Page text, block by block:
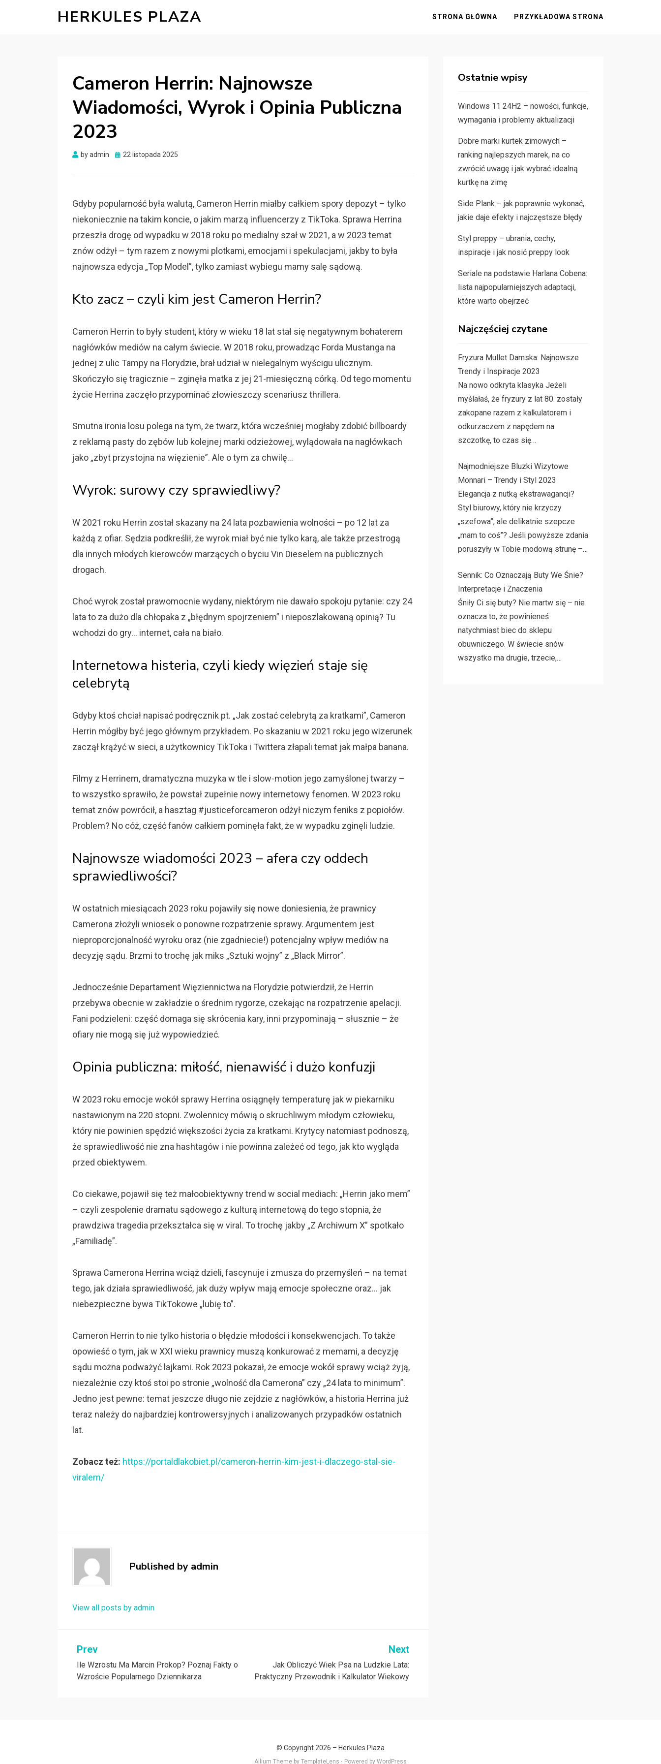
HERKULES PLAZA STRONA GŁÓWNA PRZYKŁADOWA STRONA
Cameron Herrin: Najnowsze
Wiadomości, Wyrok i Opinia Publiczna
2023
byadmin
Posted
22 listopada 2025
Gdyby popularność była walutą, Cameron Herrin miałby całkiem spory depozyt – tylko
niekoniecznie na takim koncie, o jakim marzą influencerzy z TikToka. Sprawa Herrina
przeszła drogę od wypadku w 2018 roku po medialny szał w 2021, a w 2023 temat
znów odżył – tym razem z nowymi plotkami, emocjami i spekulacjami, jakby to była
najnowsza edycja „Top Model”, tylko zamiast wybiegu mamy salę sądową.
Kto zacz – czyli kim jest Cameron Herrin?
Cameron Herrin to były student, który w wieku 18 lat stał się negatywnym bohaterem
nagłówków mediów na całym świecie. W 2018 roku, prowadząc Forda Mustanga na
jednej z ulic Tampy na Florydzie, brał udział w nielegalnym wyścigu ulicznym.
Skończyło się tragicznie – zginęła matka z jej 21-miesięczną córką. Od tego momentu
życie Herrina zaczęło przypominać złowieszczy scenariusz thrillera.
Smutna ironia losu polega na tym, że twarz, która wcześniej mogłaby zdobić billboardy
z reklamą pasty do zębów lub kolejnej marki odzieżowej, wylądowała na nagłówkach
jako „zbyt przystojna na więzienie”. Ale o tym za chwilę…
Wyrok: surowy czy sprawiedliwy?
W 2021 roku Herrin został skazany na 24 lata pozbawienia wolności – po 12 lat za
każdą z ofiar. Sędzia podkreślił, że wyrok miał być nie tylko karą, ale także przestrogą
dla innych młodych kierowców marzących o byciu Vin Dieselem na publicznych
drogach.
Choć wyrok został prawomocnie wydany, niektórym nie dawało spokoju pytanie: czy 24
lata to za dużo dla chłopaka z „błędnym spojrzeniem” i nieposzlakowaną opinią? Tu
wchodzi do gry… internet, cała na biało.
Internetowa histeria, czyli kiedy więzień staje się
celebrytą
Gdyby ktoś chciał napisać podręcznik pt. „Jak zostać celebrytą za kratkami”, Cameron
Herrin mógłby być jego głównym przykładem. Po skazaniu w 2021 roku jego wizerunek
zaczął krążyć w sieci, a użytkownicy TikToka i Twittera złapali temat jak małpa banana.
Filmy z Herrinem, dramatyczna muzyka w tle i slow-motion jego zamyślonej twarzy –
to wszystko sprawiło, że powstał zupełnie nowy internetowy fenomen. W 2023 roku
temat znów powrócił, a hasztag #justiceforcameron odżył niczym feniks z popiołów.
Problem? No cóż, część fanów całkiem pominęła fakt, że w wypadku zginęli ludzie.
Najnowsze wiadomości 2023 – afera czy oddech
sprawiedliwości?
W ostatnich miesiącach 2023 roku pojawiły się nowe doniesienia, że prawnicy
Camerona złożyli wniosek o ponowne rozpatrzenie sprawy. Argumentem jest
nieproporcjonalność wyroku oraz (nie zgadniecie!) potencjalny wpływ mediów na
decyzję sądu. Brzmi to trochę jak miks „Sztuki wojny” z „Black Mirror”.
Jednocześnie Departament Więziennictwa na Florydzie potwierdził, że Herrin
przebywa obecnie w zakładzie o średnim rygorze, czekając na rozpatrzenie apelacji.
Fani podzieleni: część domaga się skrócenia kary, inni przypominają – słusznie – że
ofiary nie mogą się już wypowiedzieć.
Opinia publiczna: miłość, nienawiść i dużo konfuzji
W 2023 roku emocje wokół sprawy Herrina osiągnęły temperaturę jak w piekarniku
nastawionym na 220 stopni. Zwolennicy mówią o skruchliwym młodym człowieku,
który nie powinien spędzić większości życia za kratkami. Krytycy natomiast podnoszą,
że sprawiedliwość nie zna hashtagów i nie powinna zależeć od tego, jak kto wygląda
przed obiektywem.
Co ciekawe, pojawił się też małoobiektywny trend w social mediach: „Herrin jako mem”
– czyli zespolenie dramatu sądowego z kulturą internetową do tego stopnia, że
prawdziwa tragedia przekształca się w viral. To trochę jakby „Z Archiwum X” spotkało
„Familiadę”.
Sprawa Camerona Herrina wciąż dzieli, fascynuje i zmusza do przemyśleń – na temat
tego, jak działa sprawiedliwość, jak duży wpływ mają emocje społeczne oraz… jak
niebezpieczne bywa TikTokowe „lubię to”.
Cameron Herrin to nie tylko historia o błędzie młodości i konsekwencjach. To także
opowieść o tym, jak w XXI wieku prawnicy muszą konkurować z memami, a decyzję
sądu można podważyć lajkami. Rok 2023 pokazał, że emocje wokół sprawy wciąż żyją,
niezależnie czy ktoś stoi po stronie „wolność dla Camerona” czy „24 lata to minimum”.
Jedno jest pewne: temat jeszcze długo nie zejdzie z nagłówków, a historia Herrina już
teraz należy do najbardziej kontrowersyjnych i analizowanych przypadków ostatnich
lat.
Zobacz też: https://portaldlakobiet.pl/cameron-herrin-kim-jest-i-dlaczego-stal-sie-
viralem/
Published by admin
View all posts by admin
Nawigacja
wpisu
Prev
Ile Wzrostu Ma Marcin Prokop? Poznaj Fakty o
Wzroście Popularnego Dziennikarza
Next
Jak Obliczyć Wiek Psa na Ludzkie Lata:
Praktyczny Przewodnik i Kalkulator Wiekowy
Ostatnie wpisy
Windows 11 24H2 – nowości, funkcje,
wymagania i problemy aktualizacji
Dobre marki kurtek zimowych –
ranking najlepszych marek, na co
zwrócić uwagę i jak wybrać idealną
kurtkę na zimę
Side Plank – jak poprawnie wykonać,
jakie daje efekty i najczęstsze błędy
Styl preppy – ubrania, cechy,
inspiracje i jak nosić preppy look
Seriale na podstawie Harlana Cobena:
lista najpopularniejszych adaptacji,
które warto obejrzeć
Najczęściej czytane
Fryzura Mullet Damska: Najnowsze
Trendy i Inspiracje 2023
Na nowo odkryta klasyka Jeżeli
myślałaś, że fryzury z lat 80. zostały
zakopane razem z kalkulatorem i
odkurzaczem z napędem na
szczotkę, to czas się…
Najmodniejsze Bluzki Wizytowe
Monnari – Trendy i Styl 2023
Elegancja z nutką ekstrawagancji?
Styl biurowy, który nie krzyczy
„szefowa”, ale delikatnie szepcze
„mam to coś”? Jeśli powyższe zdania
poruszyły w Tobie modową strunę –…
Sennik: Co Oznaczają Buty We Śnie?
Interpretacje i Znaczenia
Śniły Ci się buty? Nie martw się – nie
oznacza to, że powinieneś
natychmiast biec do sklepu
obuwniczego. W świecie snów
wszystko ma drugie, trzecie,…
© Copyright 2026 – Herkules Plaza
Allium Theme by TemplateLens ⋅ Powered by WordPress